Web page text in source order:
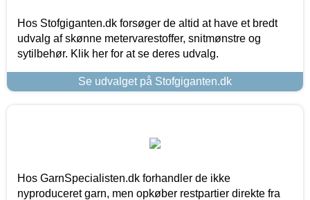
Hos Stofgiganten.dk forsøger de altid at have et bredt
udvalg af skønne metervarestoffer, snitmønstre og
sytilbehør. Klik her for at se deres udvalg.
Se udvalget på Stofgiganten.dk
Hos GarnSpecialisten.dk forhandler de ikke
nyproduceret garn, men opkøber restpartier direkte fra